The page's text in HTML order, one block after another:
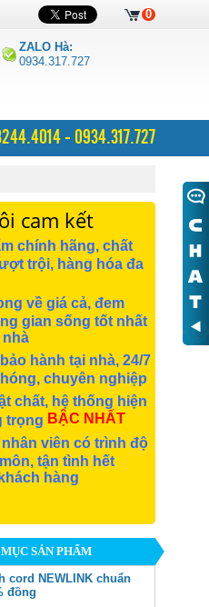
ZALO Hà:
0934.317.727
- 0934.317.727
cam kết
chính hãng, chất
trội, hàng hóa đa
về giá cả, đem
gian sống tốt nhất
hành tại nhà, 24/7
chuyên nghiệp
chất, hệ thống hiện
trọng BẬC NHẤT
viên có trình độ
tận tình hết
hàng
SẢN PHẨM
cord NEWLINK chuẩn
đồng
0